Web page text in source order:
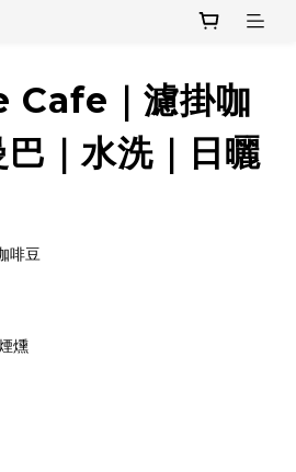
Cafe｜濾掛咖
｜水洗｜日曬
啡豆
燻